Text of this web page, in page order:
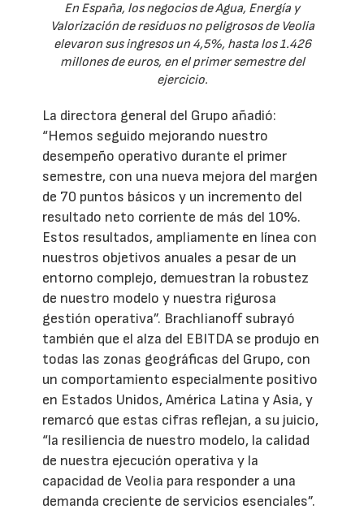
En España, los negocios de Agua, Energía y
Valorización de residuos no peligrosos de Veolia
elevaron sus ingresos un 4,5%, hasta los 1.426
millones de euros, en el primer semestre del
ejercicio.
La directora general del Grupo añadió:
“Hemos seguido mejorando nuestro
desempeño operativo durante el primer
semestre, con una nueva mejora del margen
de 70 puntos básicos y un incremento del
resultado neto corriente de más del 10%.
Estos resultados, ampliamente en línea con
nuestros objetivos anuales a pesar de un
entorno complejo, demuestran la robustez
de nuestro modelo y nuestra rigurosa
gestión operativa”. Brachlianoff subrayó
también que el alza del EBITDA se produjo en
todas las zonas geográficas del Grupo, con
un comportamiento especialmente positivo
en Estados Unidos, América Latina y Asia, y
remarcó que estas cifras reflejan, a su juicio,
“la resiliencia de nuestro modelo, la calidad
de nuestra ejecución operativa y la
capacidad de Veolia para responder a una
demanda creciente de servicios esenciales”.